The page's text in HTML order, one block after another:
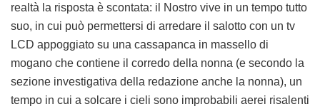
realtà la risposta è scontata: il Nostro vive in un tempo tutto
suo, in cui può permettersi di arredare il salotto con un tv
LCD appoggiato su una cassapanca in massello di
mogano che contiene il corredo della nonna (e secondo la
sezione investigativa della redazione anche la nonna), un
tempo in cui a solcare i cieli sono improbabili aerei risalenti